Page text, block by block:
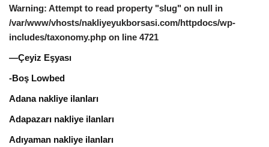
Warning: Attempt to read property "slug" on null in
/var/www/vhosts/nakliyeyukborsasi.com/httpdocs/wp-
includes/taxonomy.php on line 4721
—Çeyiz Eşyası
-Boş Lowbed
Adana nakliye ilanları
Adapazarı nakliye ilanları
Adıyaman nakliye ilanları